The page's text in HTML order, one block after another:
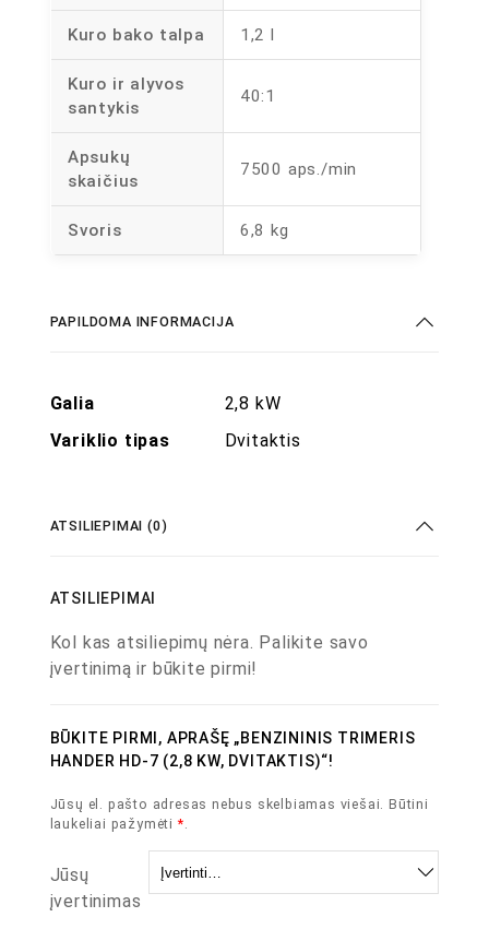
Kuro bako talpa 1,2 l
Kuro ir alyvos
santykis
40:1
Apsukų
skaičius
7500 aps./min
Svoris 6,8 kg
PAPILDOMA INFORMACIJA
Galia
2,8 kW
Variklio tipas
Dvitaktis
ATSILIEPIMAI (0)
ATSILIEPIMAI
Kol kas atsiliepimų nėra. Palikite savo
įvertinimą ir būkite pirmi!
BŪKITE PIRMI, APRAŠĘ „BENZININIS TRIMERIS
HANDER HD-7 (2,8 KW, DVITAKTIS)“!
Jūsų el. pašto adresas nebus skelbiamas viešai. Būtini
laukeliai pažymėti *.
Jūsų
įvertinimas